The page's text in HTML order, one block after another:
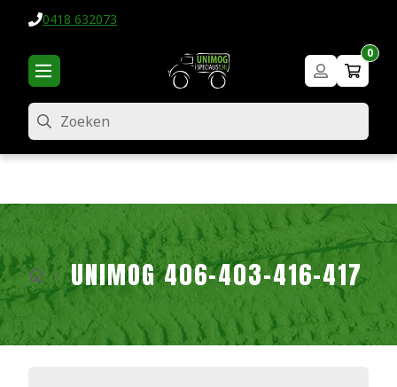
0418 632073
0
Zoeken
UNIMOG 406-403-416-417